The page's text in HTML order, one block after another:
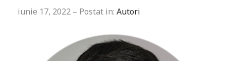
iunie 17, 2022 – Postat in: Autori